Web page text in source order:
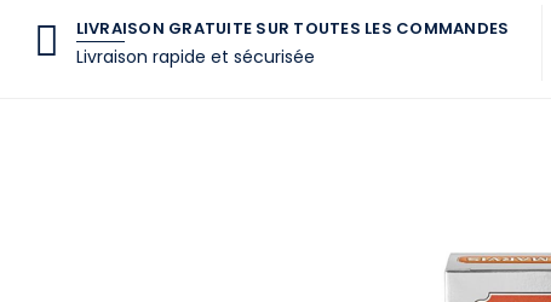
LIVRAISON GRATUITE SUR TOUTES LES COMMANDES
Livraison rapide et sécurisée